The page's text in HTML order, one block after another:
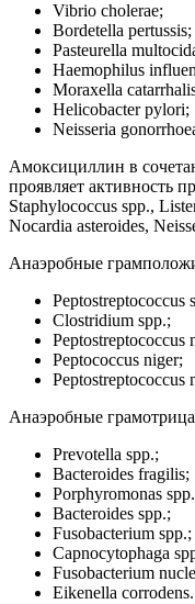
Vibrio cholerae;
Bordetella pertussis;
Pasteurella
Haemophilus
Moraxella
Helicobacter pylori;
Neisseria
Амоксициллин в
проявляет активность
Staphylococcus spp.,
Nocardia asteroides,
Анаэробные
Peptostreptococcus
Clostridium spp.;
Peptostreptococcus
Peptococcus niger;
Peptostreptococcus
Анаэробные
Prevotella spp.;
Bacteroides fragilis;
Porphyromonas
Bacteroides spp.;
Fusobacterium spp.;
Capnocytophaga
Fusobacterium
Eikenella corrodens.